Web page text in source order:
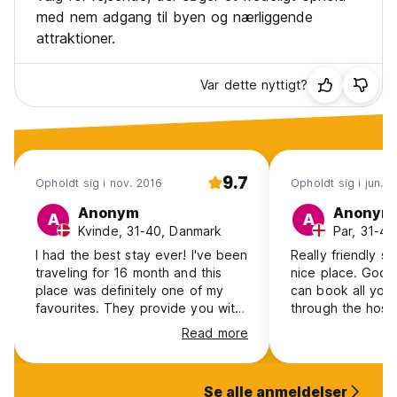
med nem adgang til byen og nærliggende
attraktioner.
Var dette nyttigt?
Opholdt sig i nov. 2016 9.7
A Anonym
Kvinde, 31-40, Danmark
I had the best stay ever! I've been
traveling for 16 month and this
place was definitely one of my
favourites. They provide you with
delicious breakfast, clean towels
every day, guiding regarding tours
around Baños, help with practical
Read more
Opholdt sig i jun.
A Anonym
Par, 31-
Really friendly
nice place.
can book all
through the
cycle the
Se alle anmeldelser